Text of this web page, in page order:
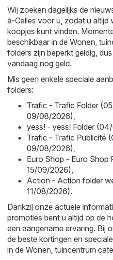
Wij zoeken dagelijks de
à-Celles voor u, zodat u altijd
koopjes kunt vinden.
beschikbaar in de Wonen,
folders zijn beperkt geldig,
vandaag nog geld.
Mis geen enkele speciale
folders:
Trafic - Trafic Folder
09/08/2026),
yess! - yess! Folder
Trafic - Trafic Publicité
09/08/2026),
Euro Shop - Euro
15/09/2026),
Action - Action folder
11/08/2026).
Dankzij onze actuele
promoties bent u altijd op de
een aangename ervaring. Bij
de beste kortingen en
in de Wonen, tuincentrum